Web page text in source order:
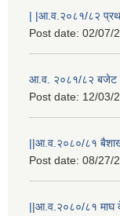
| |आ.व.२०८१/८२
Post date: 02/07/
आ.व. २०८१/८२ बजेट
Post date: 12/03/
||आ.व.२०८०/८१ बैशाख
Post date: 08/27/
||आ.व.२०८०/८१ माघ